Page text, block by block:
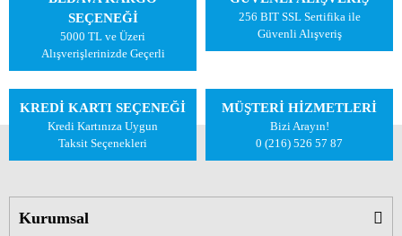
SEÇENEĞİ
5000 TL ve Üzeri
Alışverişlerinizde Geçerli
256 BIT SSL Sertifika ile
Güvenli Alışveriş
KREDİ KARTI SEÇENEĞİ
Kredi Kartınıza Uygun
Taksit Seçenekleri
MÜŞTERİ HİZMETLERİ
Bizi Arayın!
0 (216) 526 57 87
Kurumsal